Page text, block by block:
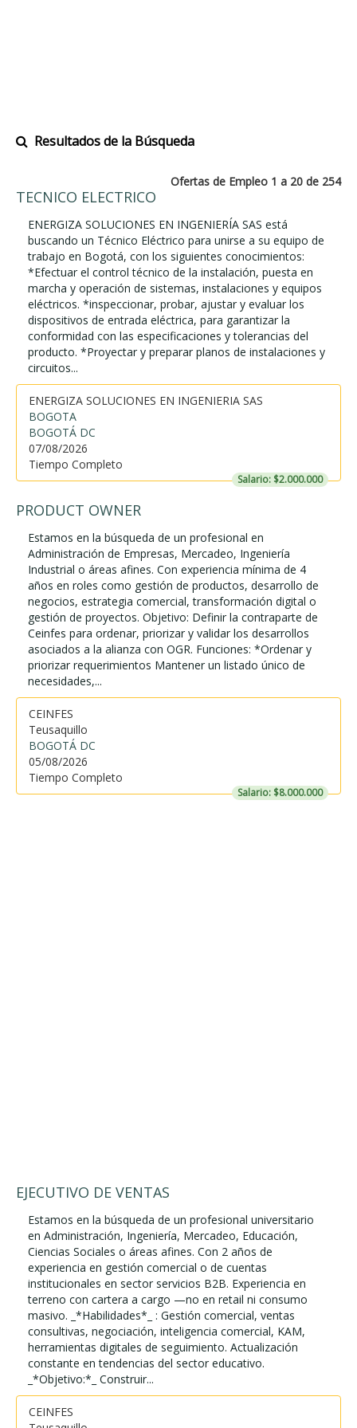
Resultados de la Búsqueda
Ofertas de Empleo 1 a 20 de 254
TECNICO ELECTRICO
ENERGIZA SOLUCIONES EN INGENIERÍA SAS está
buscando un Técnico Eléctrico para unirse a su equipo de
trabajo en Bogotá, con los siguientes conocimientos:
*Efectuar el control técnico de la instalación, puesta en
marcha y operación de sistemas, instalaciones y equipos
eléctricos. *inspeccionar, probar, ajustar y evaluar los
dispositivos de entrada eléctrica, para garantizar la
conformidad con las especificaciones y tolerancias del
producto. *Proyectar y preparar planos de instalaciones y
circuitos...
ENERGIZA SOLUCIONES EN INGENIERIA SAS
BOGOTA
BOGOTÁ DC
07/08/2026
Tiempo Completo
Salario: $2.000.000
PRODUCT OWNER
Estamos en la búsqueda de un profesional en
Administración de Empresas, Mercadeo, Ingeniería
Industrial o áreas afines. Con experiencia mínima de 4
años en roles como gestión de productos, desarrollo de
negocios, estrategia comercial, transformación digital o
gestión de proyectos. Objetivo: Definir la contraparte de
Ceinfes para ordenar, priorizar y validar los desarrollos
asociados a la alianza con OGR. Funciones: *Ordenar y
priorizar requerimientos Mantener un listado único de
necesidades,...
CEINFES
Teusaquillo
BOGOTÁ DC
05/08/2026
Tiempo Completo
Salario: $8.000.000
EJECUTIVO DE VENTAS
Estamos en la búsqueda de un profesional universitario
en Administración, Ingeniería, Mercadeo, Educación,
Ciencias Sociales o áreas afines. Con 2 años de
experiencia en gestión comercial o de cuentas
institucionales en sector servicios B2B. Experiencia en
terreno con cartera a cargo —no en retail ni consumo
masivo. _*Habilidades*_ : Gestión comercial, ventas
consultivas, negociación, inteligencia comercial, KAM,
herramientas digitales de seguimiento. Actualización
constante en tendencias del sector educativo.
_*Objetivo:*_ Construir...
CEINFES